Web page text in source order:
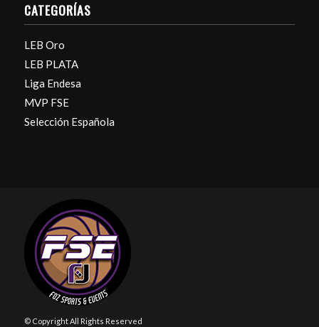
CATEGORÍAS
LEB Oro
LEB PLATA
Liga Endesa
MVP FSE
Selección Española
© Copyright All Rights Reserved